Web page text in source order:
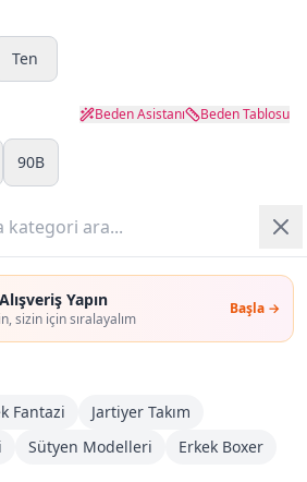
Yapın
sizin için sıralayalım
Başla →
Fantazi
Jartiyer Takım
Sütyen Modelleri Erkek Boxer
Ten
Beden Asistanı Beden Tablosu
90B
Sepete Ekle
Şimdi Al
kargolanacaktır